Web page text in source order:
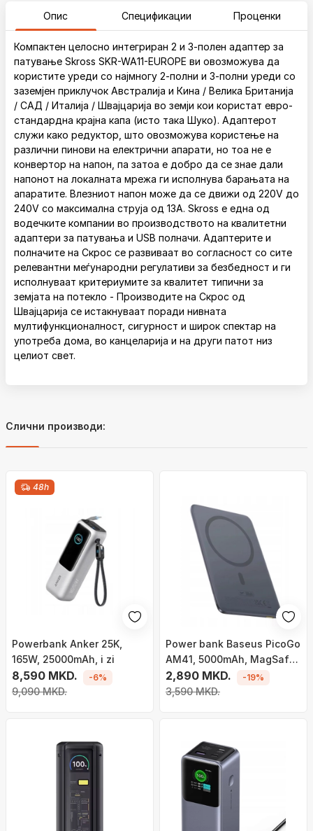
Опис Спецификации Проценки
Компактен целосно интегриран 2 и 3-полен адаптер за
патување Skross SKR-WA11-EUROPE ви овозможува да
користите уреди со најмногу 2-полни и 3-полни уреди со
заземјен приклучок Австралија и Кина / Велика Британија
/ САД / Италија / Швајцарија во земји кои користат евро-
стандардна крајна капа (исто така Шуко). Адаптерот
служи како редуктор, што овозможува користење на
различни пинови на електрични апарати, но тоа не е
конвертор на напон, па затоа е добро да се знае дали
напонот на локалната мрежа ги исполнува барањата на
апаратите. Влезниот напон може да се движи од 220V до
240V со максимална струја од 13A. Skross е една од
водечките компании во производството на квалитетни
адаптери за патувања и USB полначи. Адаптерите и
полначите на Скрос се развиваат во согласност со сите
релевантни меѓународни регулативи за безбедност и ги
исполнуваат критериумите за квалитет типични за
земјата на потекло - Производите на Скрос од
Швајцарија се истакнуваат поради нивната
мултифункционалност, сигурност и широк спектар на
употреба дома, во канцеларија и на други патот низ
целиот свет.
Слични производи:
48h
Powerbank Anker 25K,
165W, 25000mAh, i zi
8,590 MKD.
9,090 MKD.
-6%
Power bank Baseus PicoGo
AM41, 5000mAh, MagSafe
15W, gri
2,890 MKD.
3,590 MKD.
-19%